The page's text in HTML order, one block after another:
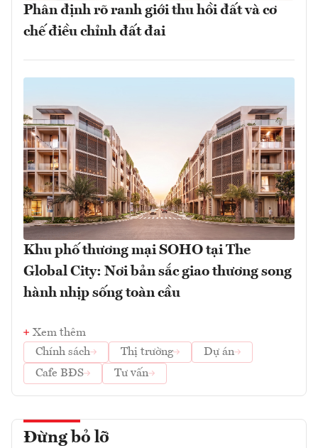
Phân định rõ ranh giới thu hồi đất và cơ
chế điều chỉnh đất đai
Khu phố thương mại SOHO tại The
Global City: Nơi bản sắc giao thương song
hành nhịp sống toàn cầu
Xem thêm
Chính sách
Thị trường
Dự án
Cafe BĐS
Tư vấn
Đừng bỏ lỡ